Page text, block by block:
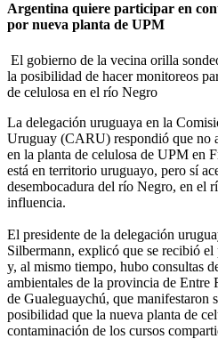
Argentina quiere participar en
por nueva planta de UPM
El gobierno de la vecina orilla
la posibilidad de hacer monitoreos
de celulosa en el río Negro
La delegación uruguaya en la
Uruguay (CARU) respondió que no
en la planta de celulosa de UPM en
está en territorio uruguayo, pero sí
desembocadura del río Negro, en el
influencia.
El presidente de la delegación
Silbermann, explicó que se recibió
y, al mismo tiempo, hubo consultas
ambientales de la provincia de
de Gualeguaychú, que manifestaron
posibilidad que la nueva planta de
contaminación de los cursos